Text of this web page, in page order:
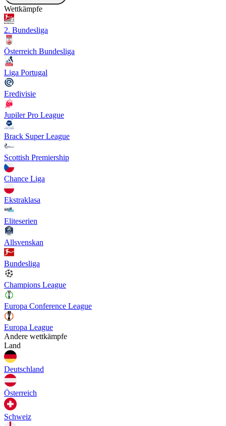
Wettkämpfe
2. Bundesliga
Österreich Bundesliga
Liga Portugal
Eredivisie
Jupiler Pro League
Brack Super League
Scottish Premiership
Chance Liga
Ekstraklasa
Eliteserien
Allsvenskan
Bundesliga
Champions League
Europa Conference League
Europa League
Andere wettkämpfe
Land
Deutschland
Österreich
Schweiz